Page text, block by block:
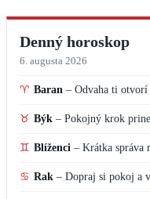
Denný horoskop
6. augusta 2026
♈ Baran – Odvaha ti otvorí
♉ Býk – Pokojný krok
♊ Blíženci – Krátka správa
♋ Rak – Dopraj si pokoj a